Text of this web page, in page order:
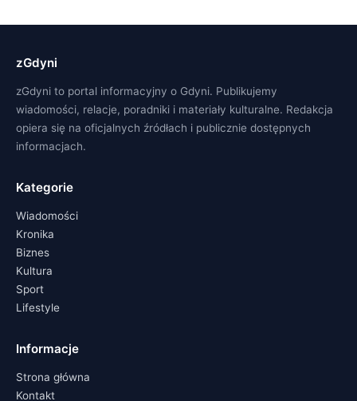
zGdyni
zGdyni to portal informacyjny o Gdyni. Publikujemy
wiadomości, relacje, poradniki i materiały kulturalne. Redakcja
opiera się na oficjalnych źródłach i publicznie dostępnych
informacjach.
Kategorie
Wiadomości
Kronika
Biznes
Kultura
Sport
Lifestyle
Informacje
Strona główna
Kontakt